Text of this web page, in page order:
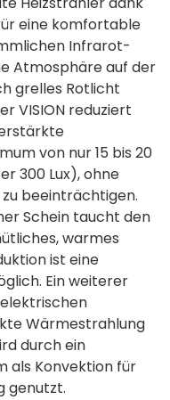
eine komfortable
Infrarot-
Atmosphäre auf der
grelles Rotlicht
VISION reduziert
von nur 15 bis 20
300 Lux), ohne
beeinträchtigen.
Schein taucht den
warmes
ist eine
Ein weiterer
Wärmestrahlung
durch ein
als Konvektion für
genutzt.